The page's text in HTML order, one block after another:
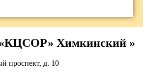
Химкинский »
проспект, д. 10